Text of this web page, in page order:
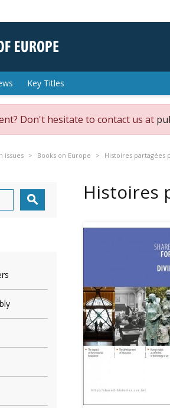
Key Titles
Don't hesitate to contact us at
issues Books on Europe Histoires partagées
 Histoires